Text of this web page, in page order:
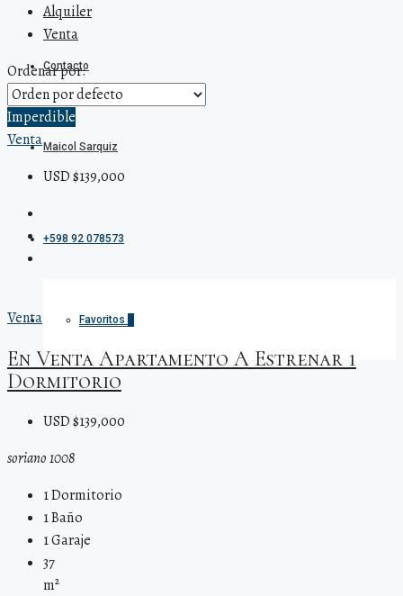
Contacto
Maicol Sarquiz
+598 92 078573
Favoritos
Alquiler
Venta
Ordenar por:
Imperdible
Venta
USD $139,000
Venta
En Venta Apartamento A Estrenar 1
Dormitorio
USD $139,000
soriano 1008
1Dormitorio
1Baño
1Garaje
37
m²